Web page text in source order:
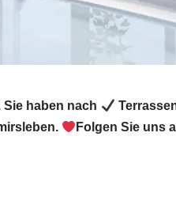
haben nach
Folgen Sie uns